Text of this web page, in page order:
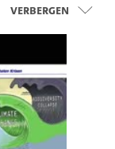
Verbergen